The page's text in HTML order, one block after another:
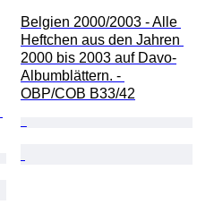
Belgien 2000/2003 - Alle
Heftchen aus den Jahren
2000 bis 2003 auf Davo-
Albumblättern. -
OBP/COB B33/42